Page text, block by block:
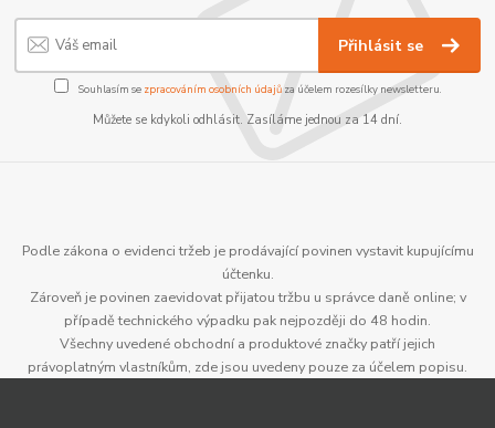
Přihlásit se
Souhlasím se zpracováním osobních údajůza účelem rozesílky newsletteru.
Můžete se kdykoli odhlásit. Zasíláme jednou za 14 dní.
Podle zákona o evidenci tržeb je prodávající povinen vystavit kupujícímu
účtenku.
Zároveň je povinen zaevidovat přijatou tržbu u správce daně online; v
případě technického výpadku pak nejpozději do 48 hodin.
Všechny uvedené obchodní a produktové značky patří jejich
právoplatným vlastníkům, zde jsou uvedeny pouze za účelem popisu.